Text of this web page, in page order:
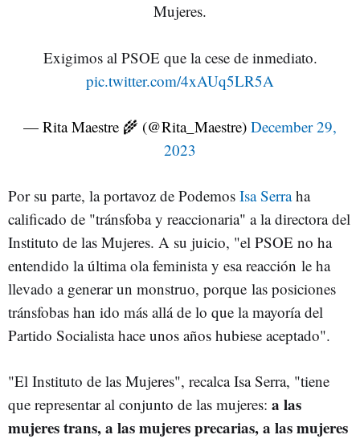
Mujeres.
Exigimos al PSOE que la cese de inmediato.
pic.twitter.com/4xAUq5LR5A
— Rita Maestre 🌾 (@Rita_Maestre) December 29,
2023
Por su parte, la portavoz de Podemos Isa Serraha
calificado de "tránsfoba y reaccionaria" a la directora del
Instituto de las Mujeres. A su juicio, "el PSOE no ha
entendido la última ola feminista y esa reacción le ha
llevado a generar un monstruo, porque las posiciones
tránsfobas han ido más allá de lo que la mayoría del
Partido Socialista hace unos años hubiese aceptado".
"El Instituto de las Mujeres", recalca Isa Serra, "tiene
que representar al conjunto de las mujeres: a las
mujeres trans, a las mujeres precarias, a las mujeres